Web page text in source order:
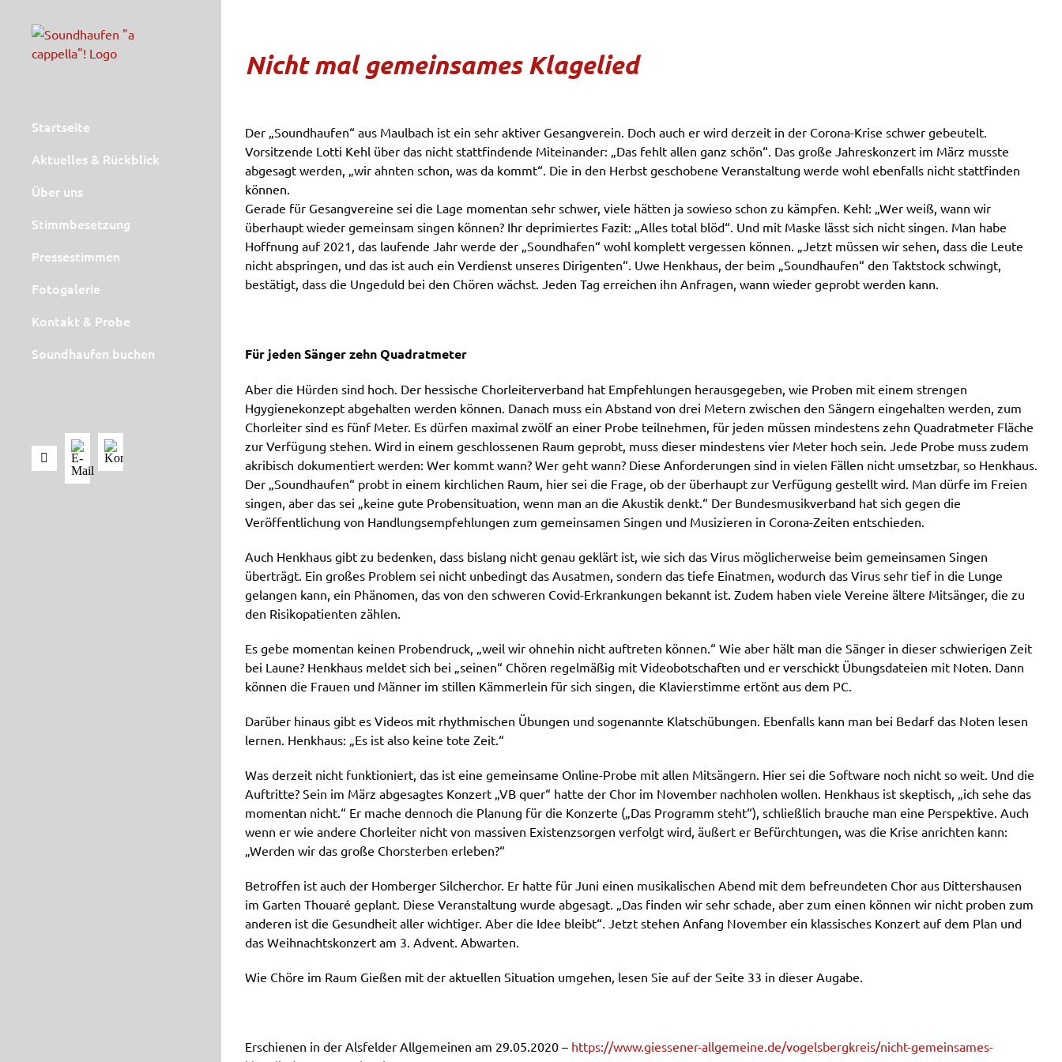
Startseite
Aktuelles & Rückblick
Über uns
Stimmbesetzung
Pressestimmen
Fotogalerie
Kontakt & Probe
Soundhaufen buchen
Nicht mal gemeinsames Klagelied
Der „Soundhaufen“ aus Maulbach ist ein sehr aktiver Gesangverein. Doch auch er wird derzeit in der Corona-Krise schwer gebeutelt.
Vorsitzende Lotti Kehl über das nicht stattfindende Miteinander: „Das fehlt allen ganz schön“. Das große Jahreskonzert im März musste
abgesagt werden, „wir ahnten schon, was da kommt“. Die in den Herbst geschobene Veranstaltung werde wohl ebenfalls nicht stattfinden
können.
Gerade für Gesangvereine sei die Lage momentan sehr schwer, viele hätten ja sowieso schon zu kämpfen. Kehl: „Wer weiß, wann wir
überhaupt wieder gemeinsam singen können? Ihr deprimiertes Fazit: „Alles total blöd“. Und mit Maske lässt sich nicht singen. Man habe
Hoffnung auf 2021, das laufende Jahr werde der „Soundhafen“ wohl komplett vergessen können. „Jetzt müssen wir sehen, dass die Leute
nicht abspringen, und das ist auch ein Verdienst unseres Dirigenten“. Uwe Henkhaus, der beim „Soundhaufen“ den Taktstock schwingt,
bestätigt, dass die Ungeduld bei den Chören wächst. Jeden Tag erreichen ihn Anfragen, wann wieder geprobt werden kann.
Für jeden Sängerzehn Quadratmeter
Aber die Hürden sind hoch. Der hessische Chorleiterverband hat Empfehlungen herausgegeben, wie Proben mit einem strengen
Hgygienekonzept abgehalten werden können. Danach muss ein Abstand von drei Metern zwischen den Sängern eingehalten werden, zum
Chorleiter sind es fünf Meter. Es dürfen maximal zwölf an einer Probe teilnehmen, für jeden müssen mindestens zehn Quadratmeter Fläche
zur Verfügung stehen. Wird in einem geschlossenen Raum geprobt, muss dieser mindestens vier Meter hoch sein. Jede Probe muss zudem
akribisch dokumentiert werden: Wer kommt wann? Wer geht wann? Diese Anforderungen sind in vielen Fällen nicht umsetzbar, so Henkhaus.
Der „Soundhaufen“ probt in einem kirchlichen Raum, hier sei die Frage, ob der überhaupt zur Verfügung gestellt wird. Man dürfe im Freien
singen, aber das sei „keine gute Probensituation, wenn man an die Akustik denkt.“ Der Bundesmusikverband hat sich gegen die
Veröffentlichung von Handlungsempfehlungen zum gemeinsamen Singen und Musizieren in Corona-Zeiten entschieden.
Auch Henkhaus gibt zu bedenken, dass bislang nicht genau geklärt ist, wie sich das Virus möglicherweise beim gemeinsamen Singen
überträgt. Ein großes Problem sei nicht unbedingt das Ausatmen, sondern das tiefe Einatmen, wodurch das Virus sehr tief in die Lunge
gelangen kann, ein Phänomen, das von den schweren Covid-Erkrankungen bekannt ist. Zudem haben viele Vereine ältere Mitsänger, die zu
den Risikopatienten zählen.
Es gebe momentan keinen Probendruck, „weil wir ohnehin nicht auftreten können.“ Wie aber hält man die Sänger in dieser schwierigen Zeit
bei Laune? Henkhaus meldet sich bei „seinen“ Chören regelmäßig mit Videobotschaften und er verschickt Übungsdateien mit Noten. Dann
können die Frauen und Männer im stillen Kämmerlein für sich singen, die Klavierstimme ertönt aus dem PC.
Darüber hinaus gibt es Videos mit rhythmischen Übungen und sogenannte Klatschübungen. Ebenfalls kann man bei Bedarf das Noten lesen
lernen. Henkhaus: „Es ist also keine tote Zeit.“
Was derzeit nicht funktioniert, das ist eine gemeinsame Online-Probe mit allen Mitsängern. Hier sei die Software noch nicht so weit. Und die
Auftritte? Sein im März abgesagtes Konzert „VB quer“ hatte der Chor im November nachholen wollen. Henkhaus ist skeptisch, „ich sehe das
momentan nicht.“ Er mache dennoch die Planung für die Konzerte („Das Programm steht“), schließlich brauche man eine Perspektive. Auch
wenn er wie andere Chorleiter nicht von massiven Existenzsorgen verfolgt wird, äußert er Befürchtungen, was die Krise anrichten kann:
„Werden wir das große Chorsterben erleben?“
Betroffen ist auch der Homberger Silcherchor. Er hatte für Juni einen musikalischen Abend mit dem befreundeten Chor aus Dittershausen
im Garten Thouaré geplant. Diese Veranstaltung wurde abgesagt. „Das finden wir sehr schade, aber zum einen können wir nicht proben zum
anderen ist die Gesundheit aller wichtiger. Aber die Idee bleibt“. Jetzt stehen Anfang November ein klassisches Konzert auf dem Plan und
das Weihnachtskonzert am 3. Advent. Abwarten.
Wie Chöre im Raum Gießen mit der aktuellen Situation umgehen, lesen Sie auf der Seite 33 in dieser Augabe.
Erschienen in der Alsfelder Allgemeinen am 29.05.2020 – https://www.giessener-allgemeine.de/vogelsbergkreis/nicht-gemeinsames-